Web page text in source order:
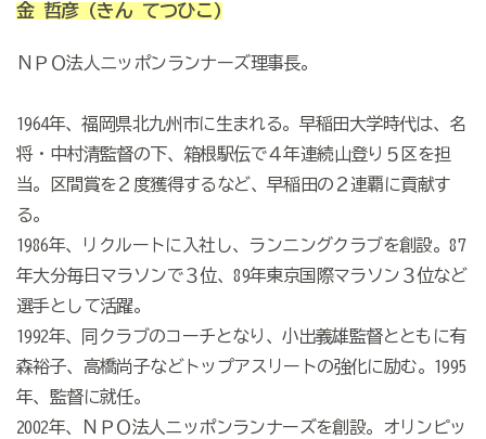
金 哲彦(きん てつひこ)
ＮＰＯ法人ニッポンランナーズ理事長。
1964年、福岡県北九州市に生まれる。早稲田大学時代は、名
将・中村清監督の下、箱根駅伝で４年連続山登り５区を担
当。区間賞を２度獲得するなど、早稲田の２連覇に貢献す
る。
1986年、リクルートに入社し、ランニングクラブを創設。87
年大分毎日マラソンで３位、89年東京国際マラソン３位など
選手として活躍。
1992年、同クラブのコーチとなり、小出義雄監督とともに有
森裕子、高橋尚子などトップアスリートの強化に励む。1995
年、監督に就任。
2002年、ＮＰＯ法人ニッポンランナーズを創設。オリンピッ